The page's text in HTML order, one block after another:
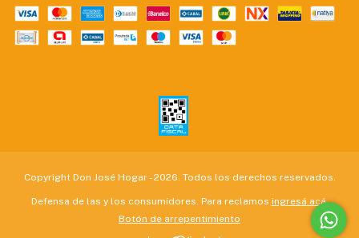
Copyright Don José Hogar - 2026. Todos los derechos reservados.
Defensa de las y los consumidores. Para reclamos ingresá acá.
Botón de arrepentimiento